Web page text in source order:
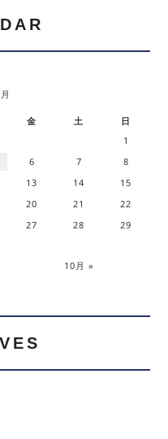
金 土 日
10月 »
1
6 7
8
13 14
15
20 21
22
27 28
29